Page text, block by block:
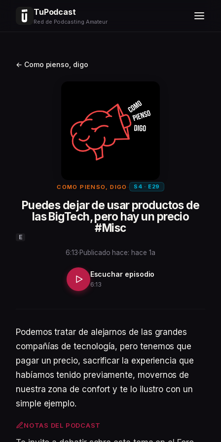
TuPodcast
Red de Podcasting Amateur
← Como pienso, digo
COMO PIENSO, DIGO · S4 · E29
Puedes dejar de usar productos de
las BigTech, pero hay un precio
#Misc
E
6:13·Publicado hace: hace 1a
Escuchar episodio
6:13
Podemos tratar de alejarnos de las grandes
compañías de tecnología, pero tenemos que
pagar un precio, sacrificar la experiencia que
habíamos tenido previamente, movernos de
nuestra zona de confort y te lo ilustro con un
simple ejemplo.
NOTAS DEL PODCAST